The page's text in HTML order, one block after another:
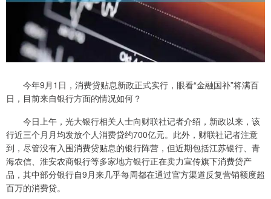
今年9月1日，消费贷贴息新政正式实行，眼看“金融国补”将满百
日，目前来自银行方面的情况如何？
今日上午，光大银行相关人士向财联社记者介绍，新政以来，该
行近三个月月均发放个人消费贷约700亿元。此外，财联社记者注意
到，尽管没有入围消费贷贴息的银行阵营，但近期包括江苏银行、青
海农信、淮安农商银行等多家地方银行正在卖力宣传旗下消费贷产
品，其中部分银行自9月来几乎每周都在通过官方渠道反复营销额度超
百万的消费贷。